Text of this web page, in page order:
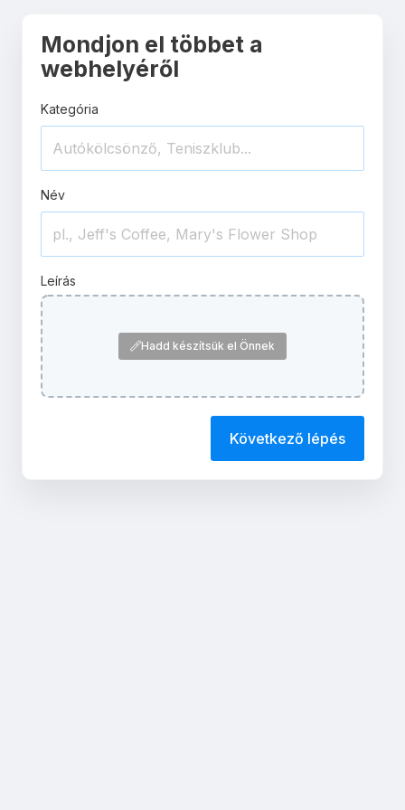
Mondjon el többet a
webhelyéről
Kategória
Név
Leírás
Hadd készítsük el Önnek
Következő lépés